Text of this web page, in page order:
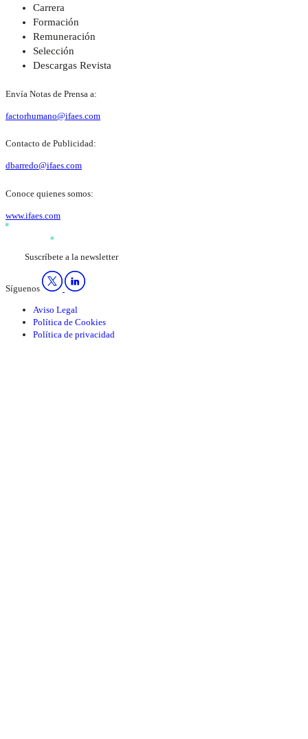
Carrera
Formación
Remuneración
Selección
Descargas Revista
Envía Notas de Prensa a:
factorhumano@ifaes.com
Contacto de Publicidad:
dbarredo@ifaes.com
Conoce quienes somos:
www.ifaes.com
Suscríbete a la newsletter
Síguenos
Aviso Legal
Política de Cookies
Política de privacidad